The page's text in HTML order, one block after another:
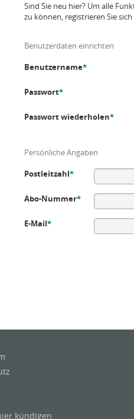
Sind Sie neu hier? Um alle
zu können, registrieren Sie
Benutzerdaten einrichten
Benutzername*
Passwort*
Passwort wiederholen*
Persönliche Angaben
Postleitzahl*
Abo-Nummer*
E-Mail*
kündigen